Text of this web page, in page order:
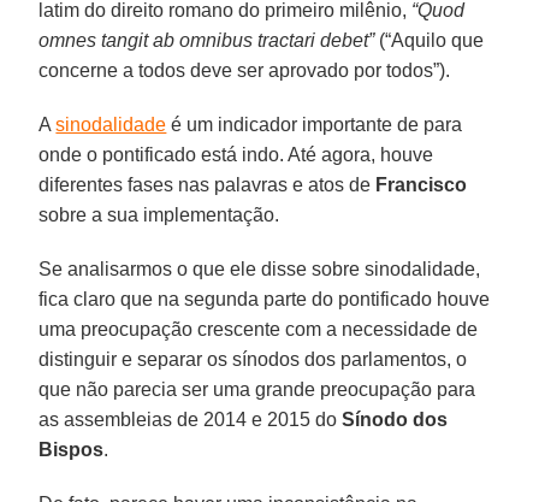
latim do direito romano do primeiro milênio, “Quod
omnes tangit ab omnibus tractari debet”(“Aquilo que
concerne a todos deve ser aprovado por todos”).
Asinodalidade é um indicador importante de para
onde o pontificado está indo. Até agora, houve
diferentes fases nas palavras e atos de Francisco
sobre a sua implementação.
Se analisarmos o que ele disse sobre sinodalidade,
fica claro que na segunda parte do pontificado houve
uma preocupação crescente com a necessidade de
distinguir e separar os sínodos dos parlamentos, o
que não parecia ser uma grande preocupação para
as assembleias de 2014 e 2015 doSínodo dos
Bispos.